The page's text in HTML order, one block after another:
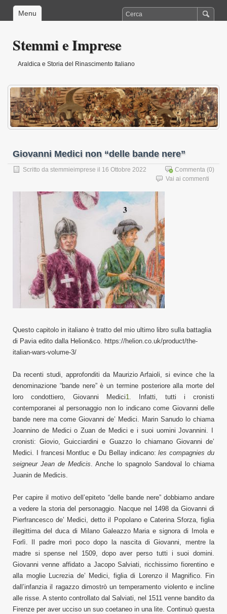
Menu
Stemmi e Imprese
Araldica e Storia del Rinascimento Italiano
Giovanni Medici non “delle bande nere”
Scritto da stemmieimprese il 16 Ottobre 2022 Commenta (0)
Vai ai commenti
Questo capitolo in italiano è tratto del mio ultimo libro sulla battaglia
di Pavia edito dalla Helion&co. https://helion.co.uk/product/the-
italian-wars-volume-3/
Da recenti studi, approfonditi da Maurizio Arfaioli, si evince che la
denominazione “bande nere” è un termine posteriore alla morte del
loro condottiero, Giovanni Medici1
. Infatti, tutti i cronisti
contemporanei al personaggio non lo indicano come Giovanni delle
bande nere ma come Giovanni de’ Medici. Marin Sanudo lo chiama
Joannino de Medici oZuan de Medicie i suoi uomini Jovannini. I
cronisti: Giovio, Guicciardini e Guazzo lo chiamano Giovanni de’
Medici. I francesi Montluce Du Bellay indicano:les compagnies du
seigneur Jean de Medicis
Anche lo spagnolo Sandoval lo chiama
Juanin de Medicis.
Per capireil motivodell’epiteto “delle bande nere” dobbiamoandare
a vedere la storia del personaggio. Nacque nel 1498 da Giovanni di
Pierfrancesco de’ Medici, detto il Popolano e Caterina Sforza,figlia
illegittima del duca di Milano Galeazzo Maria e signora di Imola e
Forlì. Il padre morì poco dopo la nascita di Giovanni, mentre la
madre si spense nel 1509, dopo aver perso tutti i suoi domini.
Giovanni venne affidato a Jacopo Salviati, ricchissimo fiorentino e
alla moglie Lucrezia de’ Medici, figlia di Lorenzo il Magnifico. Fin
dall’infanzia il ragazzo dimostrò un temperamento violento e incline
alle risse. A stento controllato dal Salviati, nel 1511 venne bandito da
Firenze per aver ucciso un suo coetaneo in una lite. Continuò questa